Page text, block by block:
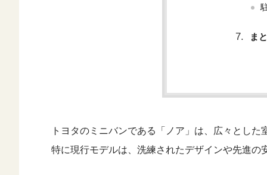
ま
トヨタのミニバンである「ノア」は、広々とし
特に現行モデルは、洗練されたデザインや先進